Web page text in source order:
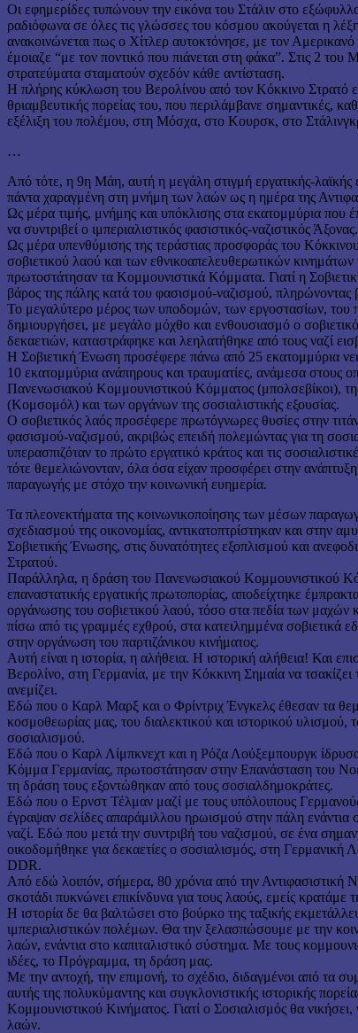
Οι εφημερίδες τυπώνουν την εικόνα του Στάλιν στο
ραδιόφωνα σε όλες τις γλώσσες του κόσμου ακούγεται η
ανακοινώνεται πως ο Χίτλερ αυτοκτόνησε, με τον Αμερικανό
έμοιαζε “με τον ποντικό που πιάνεται στη φάκα”. Στις 2 του
στρατεύματα σταματούν σχεδόν κάθε αντίσταση.
Η πλήρης κύκλωση του Βερολίνου από τον Κόκκινο Στρατό
θριαμβευτικής πορείας του, που περιλάμβανε σημαντικές,
εξέλιξη του πολέμου, στη Μόσχα, στο Κουρσκ, στο
…
Από τότε, η 9η Μάη, αυτή η μεγάλη στιγμή εργατικής-λαϊκής
πάντα χαραγμένη στη μνήμη των λαών ως η ημέρα της
Ως μέρα τιμής, μνήμης και υπόκλισης στα εκατομμύρια που
να συντριβεί ο ιμπεριαλιστικός φασιστικός-ναζιστικός Άξονας.
Ως μέρα υπενθύμισης της τεράστιας προσφοράς του
σοβιετικού λαού και των εθνικοαπελευθερωτικών
πρωτοστάτησαν τα Κομμουνιστικά Κόμματα. Γιατί η
βάρος της πάλης κατά του φασισμού-ναζισμού, πληρώνοντας
Το μεγαλύτερο μέρος των υποδομών, των εργοστασίων, του
δημιουργήσει, με μεγάλο μόχθο και ενθουσιασμό ο
δεκαετιών, καταστράφηκε και λεηλατήθηκε από τους ναζί
Η Σοβιετική Ένωση προσέφερε πάνω από 25 εκατομμύρια
10 εκατομμύρια ανάπηρους και τραυματίες, ανάμεσα στους
Πανενωσιακού Κομμουνιστικού Κόμματος (μπολσεβίκοι),
(Κομσομόλ) και των οργάνων της σοσιαλιστικής εξουσίας.
Ο σοβιετικός λαός προσέφερε πρωτόγνωρες θυσίες στην
φασισμού-ναζισμού, ακριβώς επειδή πολεμώντας για τη
υπερασπιζόταν το πρώτο εργατικό κράτος και τις
τότε θεμελιώνονταν, όλα όσα είχαν προσφέρει στην ανάπτυξη
παραγωγής με στόχο την κοινωνική ευημερία.
Τα πλεονεκτήματα της κοινωνικοποίησης των μέσων
σχεδιασμού της οικονομίας, αντικατοπτρίστηκαν και στην
Σοβιετικής Ένωσης, στις δυνατότητες εξοπλισμού και
Στρατού.
Παράλληλα, η δράση του Πανενωσιακού Κομμουνιστικού
επαναστατικής εργατικής πρωτοπορίας, αποδείχτηκε
οργάνωσης του σοβιετικού λαού, τόσο στα πεδία των μαχών
πίσω από τις γραμμές εχθρού, στα κατειλημμένα σοβιετικά
στην οργάνωση του παρτιζάνικου κινήματος.
Αυτή είναι η ιστορία, η αλήθεια. Η ιστορική αλήθεια! Και
Βερολίνο, στη Γερμανία, με την Κόκκινη Σημαία να τσακίζει
ανεμίζει.
Εδώ που ο Καρλ Μαρξ και ο Φρίντριχ Ένγκελς έθεσαν τα
κοσμοθεωρίας μας, του διαλεκτικού και ιστορικού υλισμού,
σοσιαλισμού.
Εδώ που ο Καρλ Λίμπκνεχτ και η Ρόζα Λούξεμπουργκ
Κόμμα Γερμανίας, πρωτοστάτησαν στην Επανάσταση του
τη δράση τους εξοντώθηκαν από τους σοσιαλδημοκράτες.
Εδώ που ο Ερνστ Τέλμαν μαζί με τους υπόλοιπους
έγραψαν σελίδες απαράμιλλου ηρωισμού στην πάλη ενάντια
ναζί. Εδώ που μετά την συντριβή του ναζισμού, σε ένα
οικοδομήθηκε για δεκαετίες ο σοσιαλισμός, στη Γερμανική
DDR.
Από εδώ λοιπόν, σήμερα, 80 χρόνια από την Αντιφασιστική
σκοτάδι πυκνώνει επικίνδυνα για τους λαούς, εμείς κρατάμε
Η ιστορία δε θα βαλτώσει στο βούρκο της ταξικής
ιμπεριαλιστικών πολέμων. Θα την ξελασπώσουμε με την
λαών, ενάντια στο καπιταλιστικό σύστημα. Με τους
ιδέες, το Πρόγραμμα, τη δράση μας.
Με την αντοχή, την επιμονή, το σχέδιο, διδαγμένοι από τα
αυτής της πολυκύμαντης και συγκλονιστικής ιστορικής
Κομμουνιστικού Κινήματος. Γιατί ο Σοσιαλισμός θα νικήσει,
λαών.